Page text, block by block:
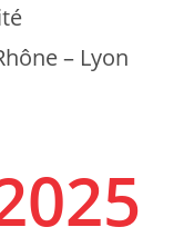
– Lyon